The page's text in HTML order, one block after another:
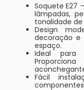
Soquete E27
lâmpadas,
tonalidade
Design
decoração e
espaço.
Ideal para
Fácil